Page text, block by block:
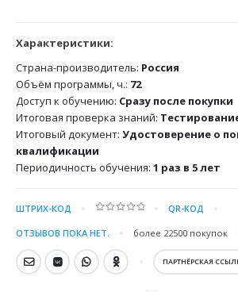
Характеристики:
Страна-производитель: Россия
Объём программы, ч.: 72
Доступ к обучению: Сразу после покупки
Итоговая проверка знаний:
Итоговый документ: Удостоверение о
квалификации
Периодичность обучения: 1 раз в 5 лет
ШТРИХ-КОД QR-КОД
ОТЗЫВОВ ПОКА НЕТ. более 22500 покупок
ПАРТНЁРСКАЯ